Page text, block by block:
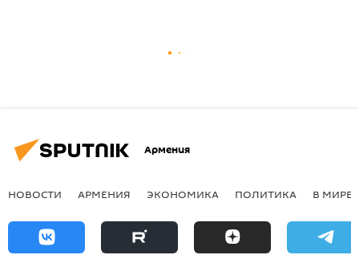
Армения
НОВОСТИ АРМЕНИЯ ЭКОНОМИКА ПОЛИТИКА В МИРЕ